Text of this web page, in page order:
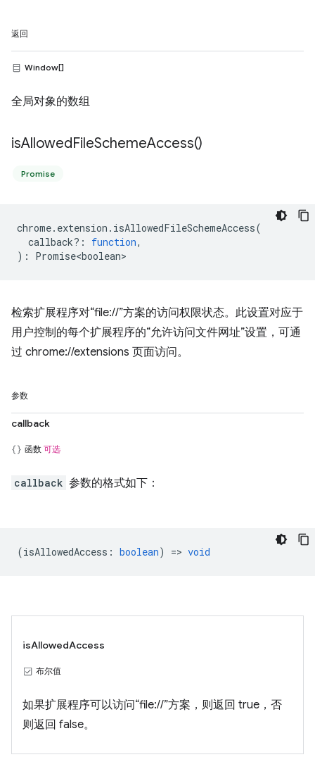
返回
Window[]
全局对象的数组
isAllowedFileSchemeAccess()
Promise
chrome. extension . isAllowedFileSchemeAccess(
callback? : function,
) : Promise<boolean>
检索扩展程序对“file://”方案的访问权限状态。此设置对应于
用户控制的每个扩展程序的“允许访问文件网址”设置，可通
过 chrome://extensions 页面访问。
参数
callback
函数 可选
callback 参数的格式如下：
(isAllowedAccess : boolean) => void
isAllowedAccess
布尔值
如果扩展程序可以访问“file://”方案，则返回 true，否
则返回 false。